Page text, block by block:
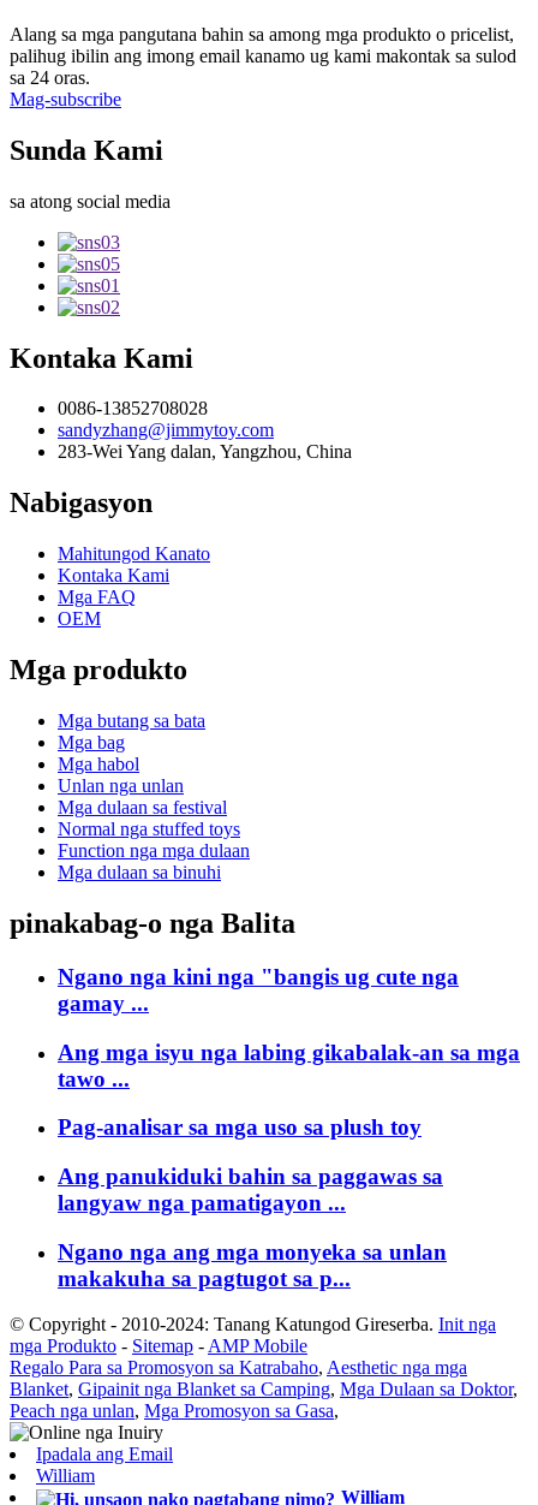
Alang sa mga pangutana bahin sa among mga produkto o pricelist,
palihug ibilin ang imong email kanamo ug kami makontak sa sulod
sa 24 oras.
Mag-subscribe
Sunda Kami
sa atong social media
Kontaka Kami
0086-13852708028
sandyzhang@jimmytoy.com
283-Wei Yang dalan, Yangzhou, China
Nabigasyon
Mahitungod Kanato
Kontaka Kami
Mga FAQ
OEM
Mga produkto
Mga butang sa bata
Mga bag
Mga habol
Unlan nga unlan
Mga dulaan sa festival
Normal nga stuffed toys
Function nga mga dulaan
Mga dulaan sa binuhi
pinakabag-o nga Balita
Ngano nga kini nga "bangis ug cute nga
gamay ...
Ang mga isyu nga labing gikabalak-an sa mga
tawo ...
Pag-analisar sa mga uso sa plush toy
Ang panukiduki bahin sa paggawas sa
langyaw nga pamatigayon ...
Ngano nga ang mga monyeka sa unlan
makakuha sa pagtugot sa p...
© Copyright - 2010-2024: Tanang Katungod Gireserba. Init nga
mga Produkto - Sitemap -AMP Mobile
Regalo Para sa Promosyon sa Katrabaho, Aesthetic nga mga
Blanket, Gipainit nga Blanket sa Camping, Mga Dulaan sa Doktor,
Peach nga unlan, Mga Promosyon sa Gasa,
Ipadala ang Email
William
William